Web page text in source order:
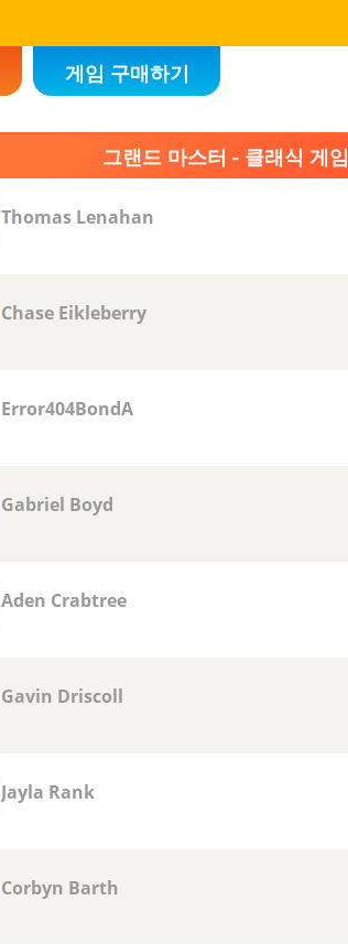
게임 구매하기
그랜드 마스터 - 클래식 게임
Thomas Lenahan
Chase Eikleberry
Error404BondA
Gabriel Boyd
Aden Crabtree
Gavin Driscoll
Jayla Rank
Corbyn Barth